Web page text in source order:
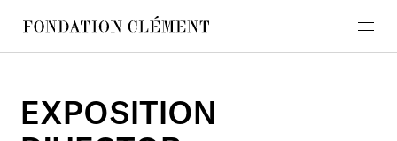
content
menu
EXPOSITION